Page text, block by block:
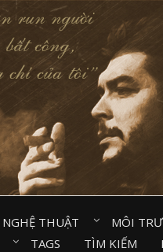
NGHỆ THUẬT⠀ MÔI
TAGS TÌM KIẾM